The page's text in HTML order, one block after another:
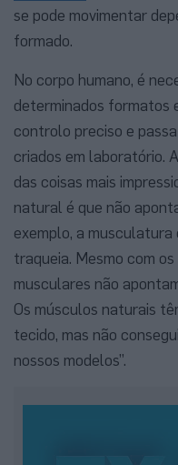
se pode movimentar
formado.
No corpo humano, é
determinados formatos
controlo preciso e
criados em laboratório.
das coisas mais
natural é que não
exemplo, a
traqueia. Mesmo com
musculares não
Os músculos naturais
tecido, mas não
nossos modelos”.